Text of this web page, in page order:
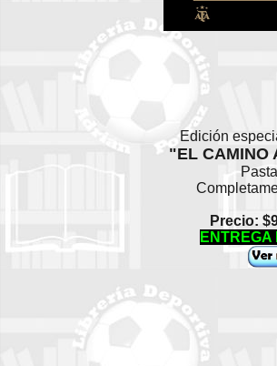
Edición
"EL CAMINO
Precio:
ENTREGA